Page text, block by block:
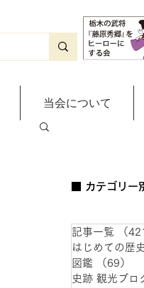
当会について
■ カテゴリー
記事一覧 （
はじめての歴
図鑑
（69）
史跡 観光ブロ